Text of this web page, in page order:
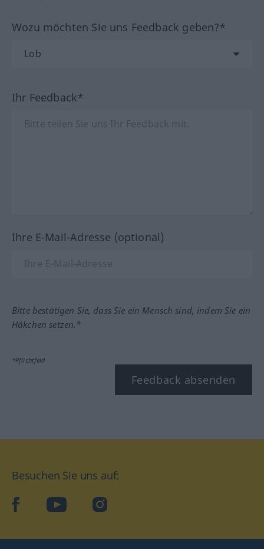
Wozu möchten Sie uns Feedback geben?*
Ihr Feedback*
Ihre E-Mail-Adresse (optional)
Bitte bestätigen Sie, dass Sie ein Mensch sind, indem Sie ein
Häkchen setzen.*
*Pflichtfeld
Feedback absenden
Besuchen Sie uns auf:
facebookYouTube Instagram